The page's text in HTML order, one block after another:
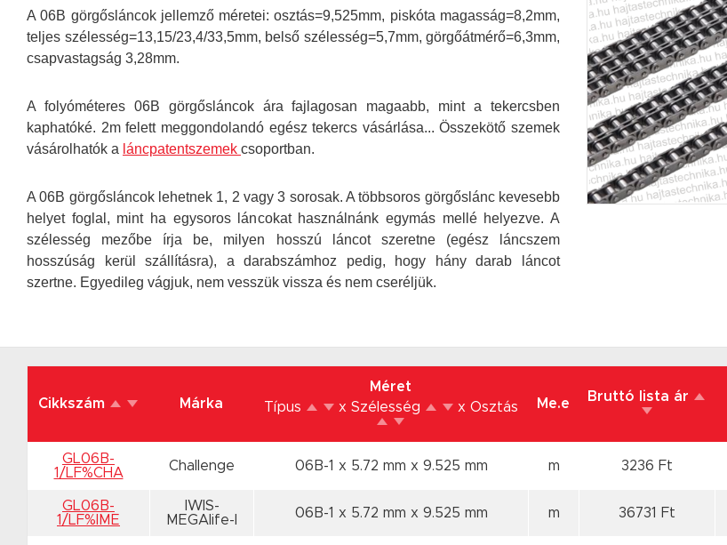
A 06B görgősláncok jellemző méretei: osztás=9,525mm, piskóta magasság=8,2mm,
teljes szélesség=13,15/23,4/33,5mm, belső szélesség=5,7mm, görgőátmérő=6,3mm,
csapvastagság 3,28mm.
A folyóméteres 06B görgősláncok ára fajlagosan magaabb, mint a tekercsben
kaphatóké. 2m felett meggondolandó egész tekercs vásárlása... Összekötő szemek
vásárolhatók a láncpatentszemek csoportban.
A 06B görgősláncok lehetnek 1, 2 vagy 3 sorosak. A többsoros görgőslánc kevesebb
helyet foglal, mint ha egysoros láncokat használnánk egymás mellé helyezve. A
szélesség mezőbe írja be, milyen hosszú láncot szeretne (egész láncszem
hosszúság kerül szállításra), a darabszámhoz pedig, hogy hány darab láncot
szertne. Egyedileg vágjuk, nem vesszük vissza és nem cseréljük.
Cikkszám Márka
Méret
Típus
x Szélesség x Osztás Me.e Bruttó lista ár
GL06B-
1/LF%CHA
Challenge 06B-1 x 5.72 mm x 9.525 mm m 3236 Ft
GL06B-
1/LF%IME
IWIS-
MEGAlife-I
06B-1 x 5.72 mm x 9.525 mm m 36731 Ft